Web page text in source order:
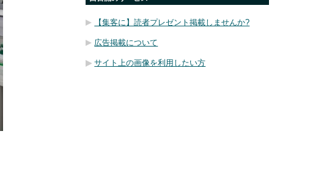
【集客に】読者プレゼント掲載しませんか?
広告掲載について
サイト上の画像を利用したい方